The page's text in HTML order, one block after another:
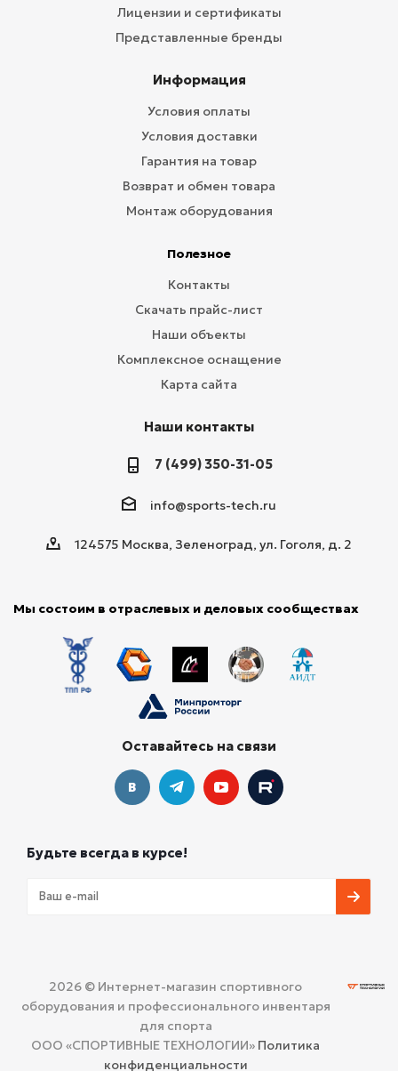
Лицензии и сертификаты
Представленные бренды
Информация
Условия оплаты
Условия доставки
Гарантия на товар
Возврат и обмен товара
Монтаж оборудования
Полезное
Контакты
Скачать прайс-лист
Наши объекты
Комплексное оснащение
Карта сайта
Наши контакты
7 (499) 350-31-05
info@sports-tech.ru
124575 Москва, Зеленоград, ул. Гоголя, д. 2
Мы состоим в отраслевых и деловых сообществах
Оставайтесь на связи
Будьте всегда в курсе!
2026 © Интернет-магазин спортивного
оборудования и профессионального инвентаря
для спорта
ООО «СПОРТИВНЫЕ ТЕХНОЛОГИИ» Политика
конфиденциальности